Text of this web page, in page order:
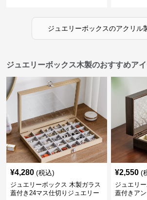
ジュエリーボックスのアクリル
ジュエリーボックス木製のおすすめア
¥4,280 (税込)
ジュエリーボックス 木製ガラス
蓋付き24マス仕切りジュエリー
¥2,550 (
ジュエリ
蓋付きア